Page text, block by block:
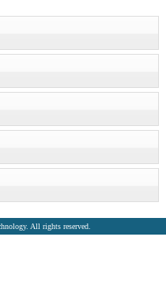
All rights reserved.